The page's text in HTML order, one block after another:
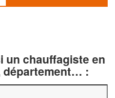
un chauffagiste en
département… :